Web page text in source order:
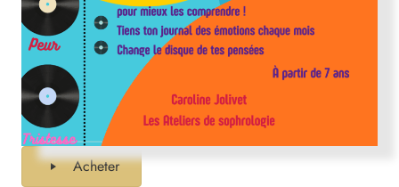
Acheter